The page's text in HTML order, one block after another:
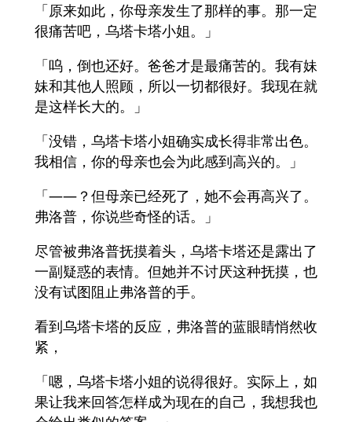
「原来如此，你母亲发生了那样的事。那一定
很痛苦吧，乌塔卡塔小姐。」
「呜，倒也还好。爸爸才是最痛苦的。我有妹
妹和其他人照顾，所以一切都很好。我现在就
是这样长大的。」
「没错，乌塔卡塔小姐确实成长得非常出色。
我相信，你的母亲也会为此感到高兴的。」
「——？但母亲已经死了，她不会再高兴了。
弗洛普，你说些奇怪的话。」
尽管被弗洛普抚摸着头，乌塔卡塔还是露出了
一副疑惑的表情。但她并不讨厌这种抚摸，也
没有试图阻止弗洛普的手。
看到乌塔卡塔的反应，弗洛普的蓝眼睛悄然收
紧，
「嗯，乌塔卡塔小姐的说得很好。实际上，如
果让我来回答怎样成为现在的自己，我想我也